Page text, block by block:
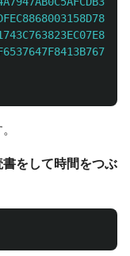
をして時間をつぶ